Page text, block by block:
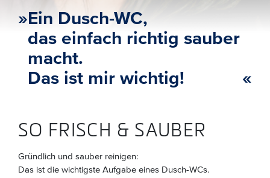
» Ein Dusch-WC,
das einfach richtig sauber
macht.
Das ist mir wichtig!
«
SO FRISCH & SAUBER
Gründlich und sauber reinigen:
Das ist die wichtigste Aufgabe eines Dusch-WCs.